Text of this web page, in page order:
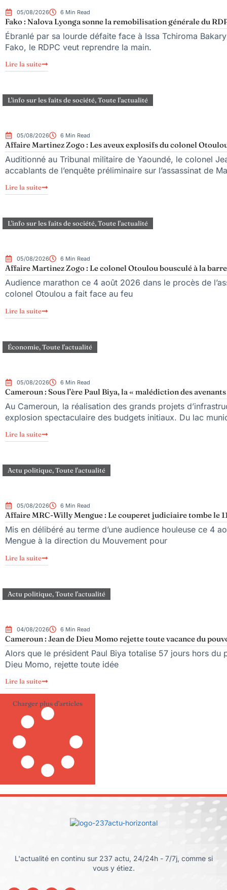
05/08/2026 6 Min Read
Fako : Nalova Lyonga sonne la remobilisation générale du
Ébranlé par sa lourde défaite face à Issa Tchiroma
Fako, le RDPC veut reprendre la main.
Lire la suite
L'info sur les faits de société,Toute l'actualité
05/08/2026 6 Min Read
Affaire Martinez Zogo : Les aveux explosifs du colonel
Auditionné au Tribunal militaire de Yaoundé, le colonel
accablants de l’enquête préliminaire sur l’assassinat de
Lire la suite
L'info sur les faits de société,Toute l'actualité
05/08/2026 6 Min Read
Affaire Martinez Zogo : Le colonel Otoulou bousculé à la barre
Audience marathon ce 4 août 2026 dans le procès de
colonel Otoulou a fait face au feu
Lire la suite
Économie,Toute l'actualité
05/08/2026 6 Min Read
Cameroun : Sous l’ère Paul Biya, la « malédiction des
Au Cameroun, la réalisation des grands projets
explosion spectaculaire des budgets initiaux. Du lac
Lire la suite
Actu politique,Toute l'actualité
05/08/2026 6 Min Read
Affaire MRC-Willy Mengue : Le couperet judiciaire tombe le
Mis en délibéré au terme d’une audience houleuse ce 4
Mengue à la direction du Mouvement pour
Lire la suite
Actu politique,Toute l'actualité
04/08/2026 6 Min Read
Cameroun : Jean de Dieu Momo rejette toute vacance du
Alors que le président Paul Biya totalise 57 jours hors
Dieu Momo, rejette toute idée
Lire la suite
Charger plus d'articles
L'actualité en continu sur 237 actu, 24/24h - 7/7j, comme si
vous y étiez.